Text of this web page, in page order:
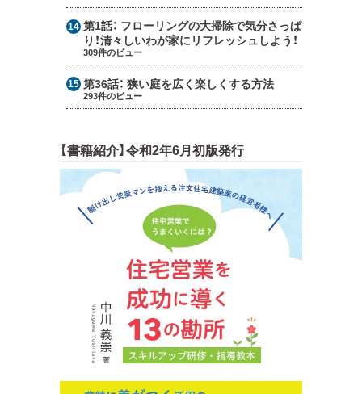
第1話： フローリングの大掃除で気分さっぱ
り！清々しいわが家にリフレッシュしよう！
309件のビュー
第36話：狭い庭を広く楽しくする方法
293件のビュー
【書籍紹介】令和2年6月初版発行